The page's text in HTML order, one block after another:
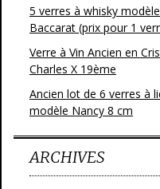
5 verres à whisky
Baccarat (prix pour 1
Verre à Vin Ancien en
Charles X 19ème
Ancien lot de 6 verres à
modèle Nancy 8 cm
ARCHIVES